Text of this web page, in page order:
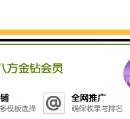
时，设备的维护和管理也